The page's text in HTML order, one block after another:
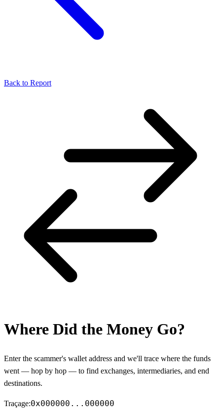
Back to Report
Where Did the Money Go?
Enter the scammer's wallet address and we'll trace where the funds
went — hop by hop — to find exchanges, intermediaries, and end
destinations.
Traçage:0x000000...000000